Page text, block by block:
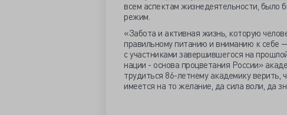
всем аспектам жизнедеятельности, было
режим.
«Забота и активная жизнь, которую
правильному питанию и вниманию к себе
с участниками завершившегося на
нации - основа процветания России»
трудиться 86-летнему академику
имеется на то желание, да сила воли, да